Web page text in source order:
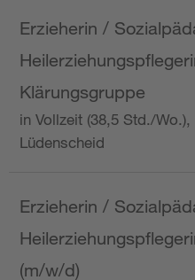
Erzieherin /
Klärungsgruppe
in Vollzeit (38,5 Std./
Lüdenscheid
Erzieherin /
(m/w/d)